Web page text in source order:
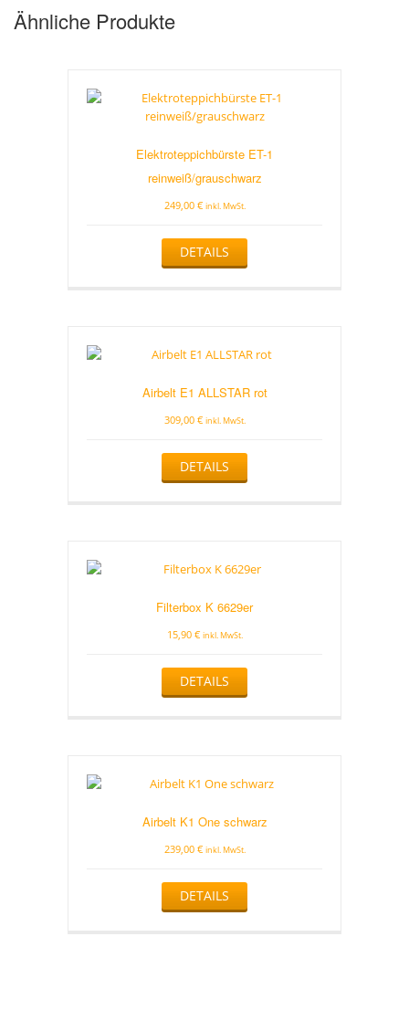
Ähnliche Produkte
Elektroteppichbürste ET-1
reinweiß/grauschwarz
249,00 € inkl. MwSt.
DETAILS
Airbelt E1 ALLSTAR rot
309,00 € inkl. MwSt.
DETAILS
Filterbox K 6629er
15,90 € inkl. MwSt.
DETAILS
Airbelt K1 One schwarz
239,00 € inkl. MwSt.
DETAILS